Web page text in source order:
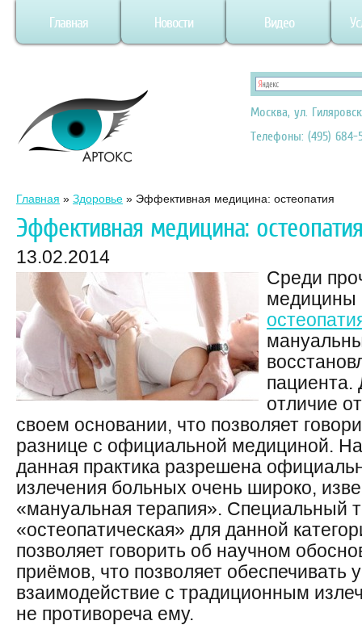
Главная Новости Видео
Москва, ул.
Телефоны: (495) 684-
Главная » Здоровье » Эффективная медицина: остеопатия
Эффективная медицина: остеопатия
13.02.2014
Среди
медицины
отличие
своем основании, что позволяет
разнице с официальной медициной.
данная практика разрешена
излечения больных очень широко,
«мануальная терапия». Специальный
«остеопатическая» для данной
позволяет говорить об научном
приёмов, что позволяет обеспечивать
взаимодействие с традиционным
не противореча ему.